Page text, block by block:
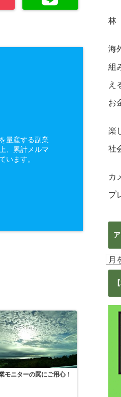
量産する副業
、累計メルマ
います。
モニターの罠にご用心！
林
海
組
え
お
楽
社
カ
プ
ア
ー